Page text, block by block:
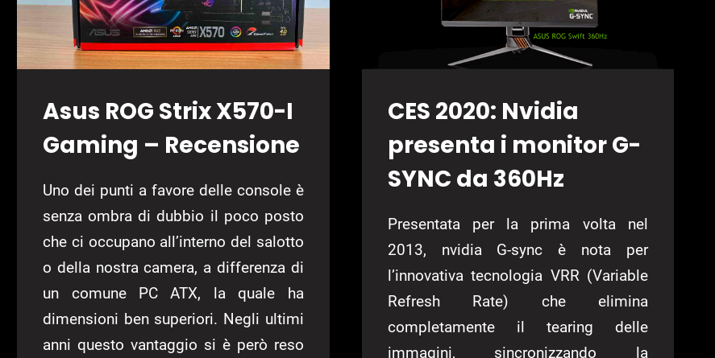
Asus ROG Strix X570-I
Gaming – Recensione
Uno dei punti a favore delle console è
senza ombra di dubbio il poco posto
che ci occupano all’interno del salotto
o della nostra camera, a differenza di
un comune PC ATX, la quale ha
dimensioni ben superiori. Negli ultimi
anni questo vantaggio si è però reso
CES 2020: Nvidia
presenta i monitor G-
SYNC da 360Hz
Presentata per la prima volta nel
2013, nvidia G-sync è nota per
l’innovativa tecnologia VRR (Variable
Refresh Rate) che elimina
completamente il tearing delle
immagini, sincronizzando la